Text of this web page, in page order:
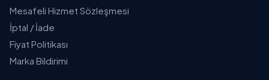
Mesafeli Hizmet Sözleşmesi
İptal / İade
Fiyat Politikası
Marka Bildirimi